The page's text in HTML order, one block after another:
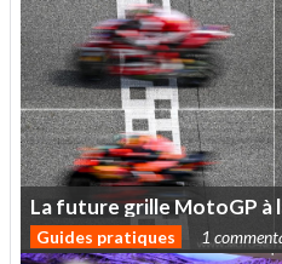
Lafuturegrille MotoGP à
Guides pratiques 1